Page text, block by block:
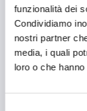
funzionalità dei
Condividiamo
nostri partner
media, i quali
loro o che
Giustizia e
Green
Impianti